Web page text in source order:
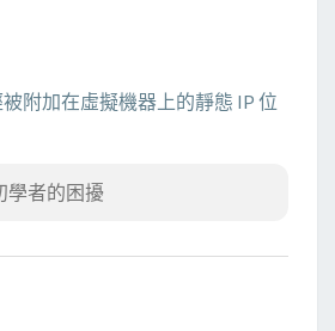
被附加在虛擬機器上的靜態 IP 位
學者的困擾